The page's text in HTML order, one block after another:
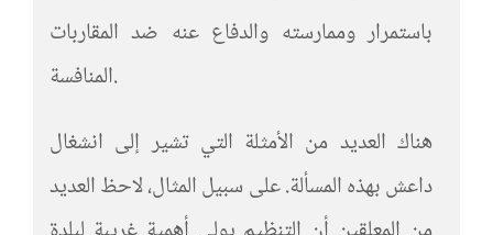
باستمرار وممارسته والدفاع عنه ضد المقاربات
المنافسة.
هناك العديد من الأمثلة التي تشير إلى انشغال
داعش بهذه المسألة. على سبيل المثال، لاحظ العديد